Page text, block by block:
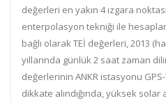
değerleri en yakın 4 ızgara
enterpolasyon tekniği ile
bağlı olarak TEİ değerleri, 2013
yıllarında günlük 2 saat zaman
değerlerinin ANKR istasyonu
dikkate alındığında, yüksek